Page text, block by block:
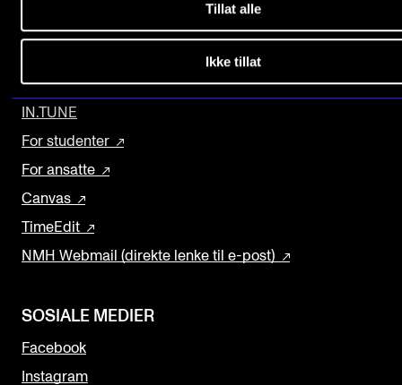
Tillat alle
Ikke tillat
Arrangementer og konserter
Nyheter og historier
Ledige stillinger
Om Norges musikkhøgskole
Finn ansatte
For ansatte og studenter
OPPDAG MER
IN.TUNE
For studenter
For ansatte
Canvas
TimeEdit
NMH Webmail (direkte lenke til e-post)
SOSIALE MEDIER
Facebook
Instagram